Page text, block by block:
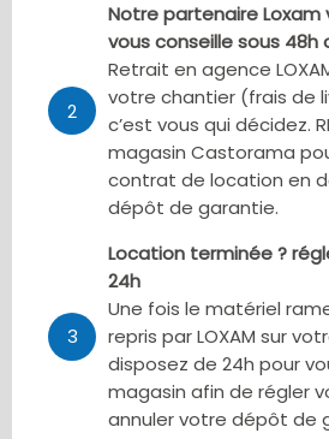
2
Notre partenaire
vous conseille sous 48h
Retrait en agence
votre chantier (frais de
c’est vous qui décidez.
magasin Castorama
contrat de location en
dépôt de garantie.
3
Location terminée ?
24h
Une fois le matériel
repris par LOXAM sur
disposez de 24h pour
magasin afin de régler
annuler votre dépôt de